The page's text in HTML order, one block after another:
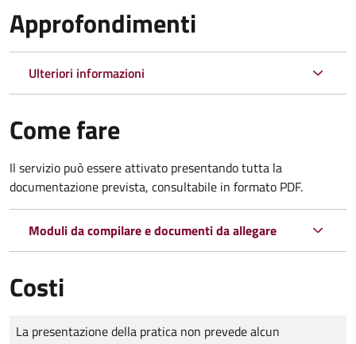
Approfondimenti
Ulteriori informazioni
Come fare
Il servizio può essere attivato presentando tutta la
documentazione prevista, consultabile in formato PDF.
Moduli da compilare e documenti da allegare
Costi
Tipo di pagamento
Importo
La presentazione della pratica non prevede alcun